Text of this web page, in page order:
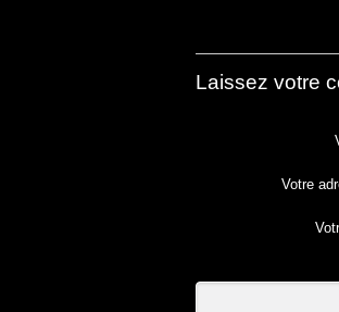
Laissez votre
Votre